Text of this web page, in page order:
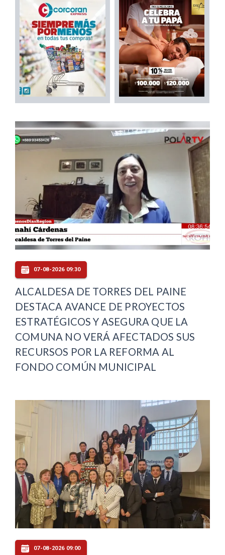
07-08-2026 09:30
ALCALDESA DE TORRES DEL PAINE
DESTACA AVANCE DE PROYECTOS
ESTRATÉGICOS Y ASEGURA QUE LA
COMUNA NO VERÁ AFECTADOS SUS
RECURSOS POR LA REFORMA AL
FONDO COMÚN MUNICIPAL
07-08-2026 09:00